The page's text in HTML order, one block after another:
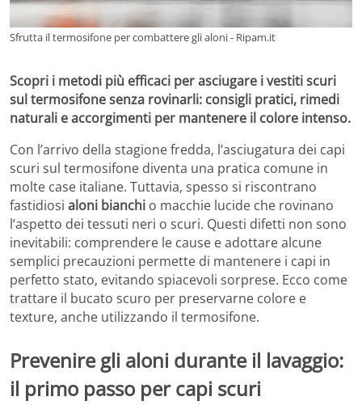
Sfrutta il termosifone per combattere gli aloni - Ripam.it
Scopri i metodi più efficaci per asciugare i vestiti scuri
sul termosifone senza rovinarli: consigli pratici, rimedi
naturali e accorgimenti per mantenere il colore intenso.
Con l’arrivo della stagione fredda, l’asciugatura dei capi
scuri sul termosifone diventa una pratica comune in
molte case italiane. Tuttavia, spesso si riscontrano
fastidiosi aloni bianchi o macchie lucide che rovinano
l’aspetto dei tessuti neri o scuri. Questi difetti non sono
inevitabili: comprendere le cause e adottare alcune
semplici precauzioni permette di mantenere i capi in
perfetto stato, evitando spiacevoli sorprese. Ecco come
trattare il bucato scuro per preservarne colore e
texture, anche utilizzando il termosifone.
Prevenire gli aloni durante il lavaggio:
il primo passo per capi scuri